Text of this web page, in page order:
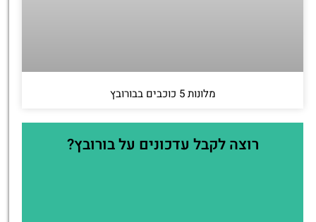
מלונות 5 כוכבים בבורובץ
רוצה לקבל עדכונים על בורובץ?